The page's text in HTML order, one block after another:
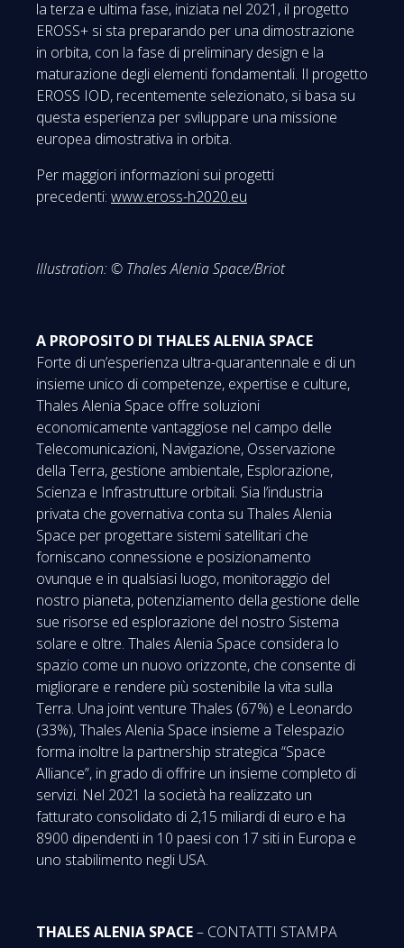
la terza e ultima fase, iniziata nel 2021, il progetto
EROSS+ si sta preparando per una dimostrazione
in orbita, con la fase di preliminary design e la
maturazione degli elementi fondamentali. Il progetto
EROSS IOD, recentemente selezionato, si basa su
questa esperienza per sviluppare una missione
europea dimostrativa in orbita.
Per maggiori informazioni sui progetti
precedenti: www.eross-h2020.eu
Illustration: © Thales Alenia Space/Briot
A PROPOSITO DI THALES ALENIA SPACE
Forte di un’esperienza ultra-quarantennale e di un
insieme unico di competenze, expertise e culture,
Thales Alenia Space offre soluzioni
economicamente vantaggiose nel campo delle
Telecomunicazioni, Navigazione, Osservazione
della Terra, gestione ambientale, Esplorazione,
Scienza e Infrastrutture orbitali. Sia l’industria
privata che governativa conta su Thales Alenia
Space per progettare sistemi satellitari che
forniscano connessione e posizionamento
ovunque e in qualsiasi luogo, monitoraggio del
nostro pianeta, potenziamento della gestione delle
sue risorse ed esplorazione del nostro Sistema
solare e oltre. Thales Alenia Space considera lo
spazio come un nuovo orizzonte, che consente di
migliorare e rendere più sostenibile la vita sulla
Terra. Una joint venture Thales (67%) e Leonardo
(33%), Thales Alenia Space insieme a Telespazio
forma inoltre la partnership strategica “Space
Alliance”, in grado di offrire un insieme completo di
servizi. Nel 2021 la società ha realizzato un
fatturato consolidato di 2,15 miliardi di euro e ha
8900 dipendenti in 10 paesi con 17 siti in Europa e
uno stabilimento negli USA.
THALES ALENIA SPACE– CONTATTI STAMPA